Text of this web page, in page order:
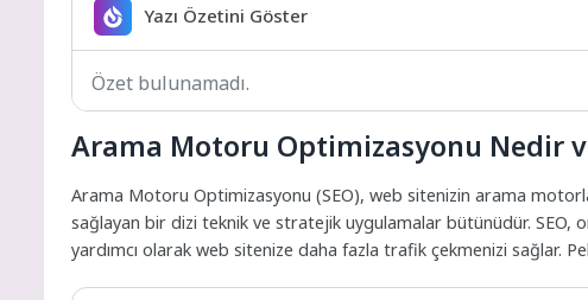
Yazı Özetini Göster
Özet bulunamadı.
Arama Motoru Optimizasyonu Nedir
Arama Motoru Optimizasyonu (SEO), web sitenizin arama
sağlayan bir dizi teknik ve stratejik uygulamalar bütünüdür. SEO,
yardımcı olarak web sitenize daha fazla trafik çekmenizi sağlar.